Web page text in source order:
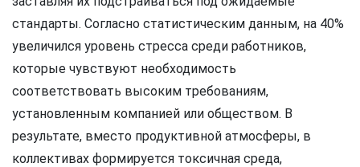
стандарты. Согласно статистическим данным, на 40%
увеличился уровень стресса среди работников,
которые чувствуют необходимость
соответствовать высоким требованиям,
установленным компанией или обществом. В
результате, вместо продуктивной атмосферы, в
коллективах формируется токсичная среда,